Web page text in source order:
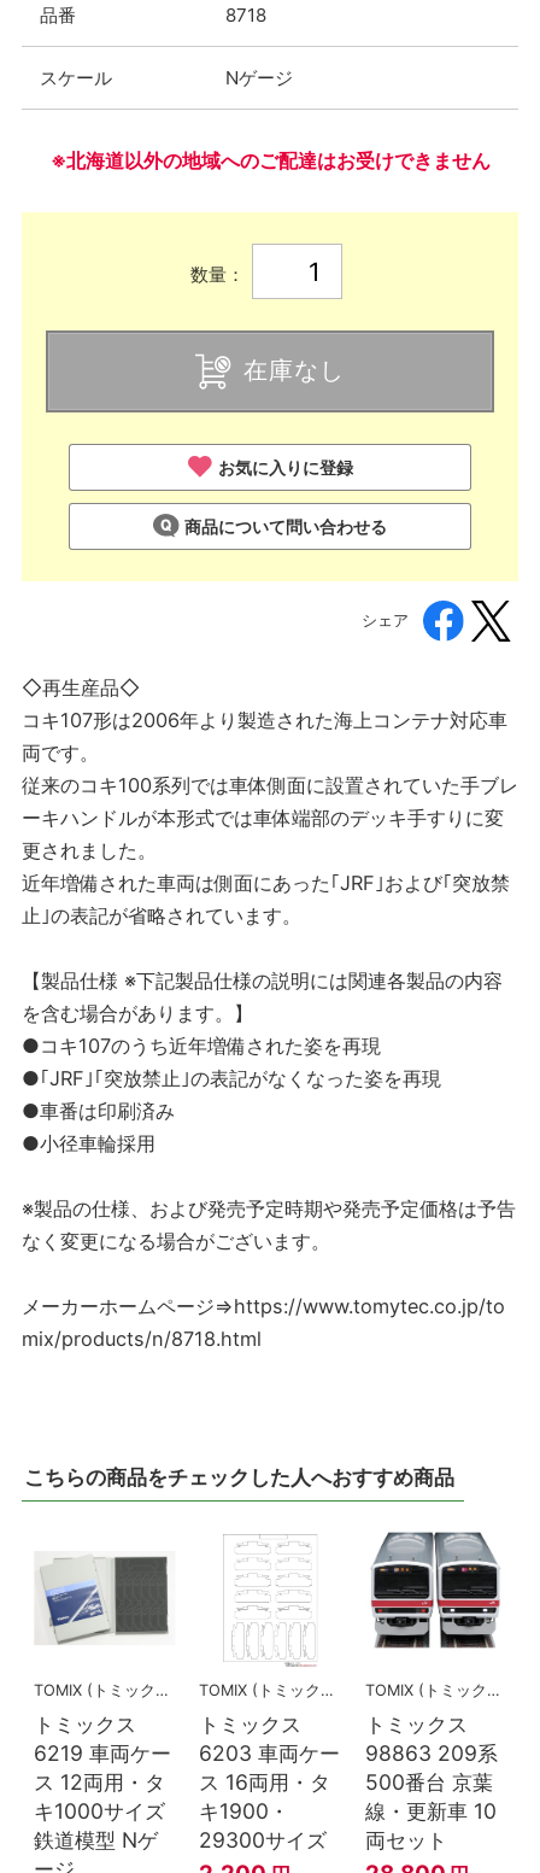
品番 8718
スケール Nゲージ
※北海道以外の地域へのご配達はお受けできません
数量：
在庫なし
お気に入りに登録
商品について問い合わせる
シェア
◇再生産品◇
コキ107形は2006年より製造された海上コンテナ対応車
両です。
従来のコキ100系列では車体側面に設置されていた手ブレ
ーキハンドルが本形式では車体端部のデッキ手すりに変
更されました。
近年増備された車両は側面にあった｢JRF｣および｢突放禁
止｣の表記が省略されています。
【製品仕様 ※下記製品仕様の説明には関連各製品の内容
を含む場合があります。】
●コキ107のうち近年増備された姿を再現
●｢JRF｣｢突放禁止｣の表記がなくなった姿を再現
●車番は印刷済み
●小径車輪採用
※製品の仕様、および発売予定時期や発売予定価格は予告
なく変更になる場合がございます。
メーカーホームページ⇒https://www.tomytec.co.jp/to
mix/products/n/8718.html
こちらの商品をチェックした人へおすすめ商品
TOMIX (トミックス)
トミックス
6219 車両ケー
ス 12両用・タ
キ1000サイズ
鉄道模型 Nゲ
TOMIX (トミックス)
トミックス
6203 車両ケー
ス 16両用・タ
キ1900・
29300サイズ
TOMIX (トミックス)
トミックス
98863 209系
500番台 京葉
線・更新車 10
両セット